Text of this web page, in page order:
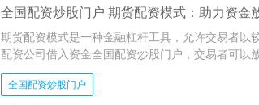
全国配资炒股门户 期货配资模式：助力资金
期货配资模式是一种金融杠杆工具，允许交易者以
配资公司借入资金全国配资炒股门户，交易者可以
全国配资炒股门户